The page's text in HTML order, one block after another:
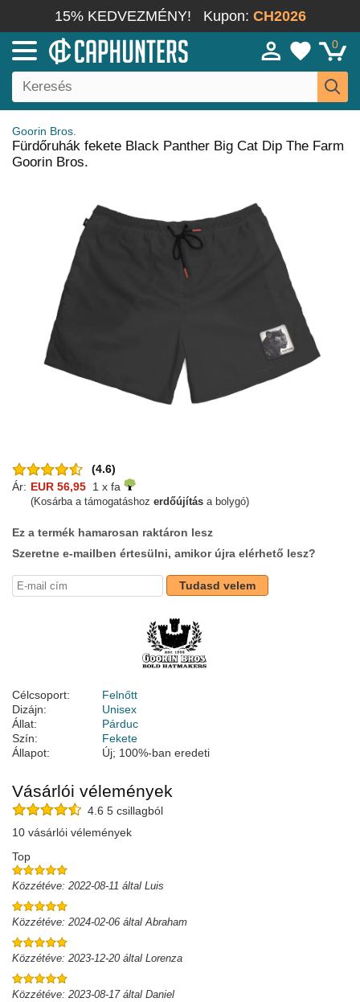
15% KEDVEZMÉNY! Kupon: CH2026
0
Goorin Bros.
Fürdőruhák fekete Black Panther Big Cat Dip The Farm
Goorin Bros.
(4.6)
Ár: EUR 56,95 1 x fa
(Kosárba a támogatáshoz erdőújítás a bolygó)
Ez a termék hamarosan raktáron lesz
Szeretne e-mailben értesülni, amikor újra elérhető lesz?
Tudasd velem
Célcsoport:
Felnőtt
Dizájn:
Unisex
Állat:
Párduc
Szín:
Fekete
Állapot:
Új; 100%-ban eredeti
Vásárlói vélemények
4.6 5 csillagból
10 vásárlói vélemények
Top
Közzétéve: 2022-08-11 által Luis
Közzétéve: 2024-02-06 által Abraham
Közzétéve: 2023-12-20 által Lorenza
Közzétéve: 2023-08-17 által Daniel